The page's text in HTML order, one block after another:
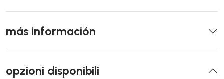
más información
opzioni disponibili